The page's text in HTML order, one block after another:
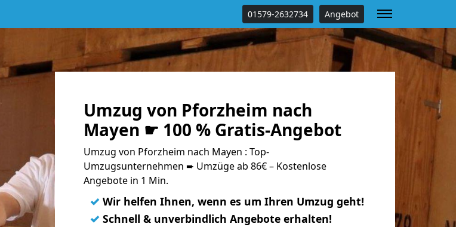
01579-2632734 Angebot
Umzug von Pforzheim nach
Mayen ☛ 100 % Gratis-Angebot
Umzug von Pforzheim nach Mayen : Top-
Umzugsunternehmen ➨ Umzüge ab 86€ – Kostenlose
Angebote in 1 Min.
✓ Wir helfen Ihnen, wenn es um Ihren Umzug geht!
✓ Schnell & unverbindlich Angebote erhalten!